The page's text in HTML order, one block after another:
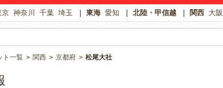
京 神奈川 千葉 埼玉 東海 愛知 北陸・甲信越 関西 大阪
ト一覧 関西 京都府 松尾大社